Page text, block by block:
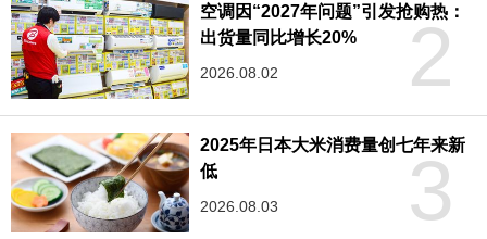
2
空调因“2027年问题”引发抢购热：
出货量同比增长20%
2026.08.02
3
2025年日本大米消费量创七年来新
低
2026.08.03